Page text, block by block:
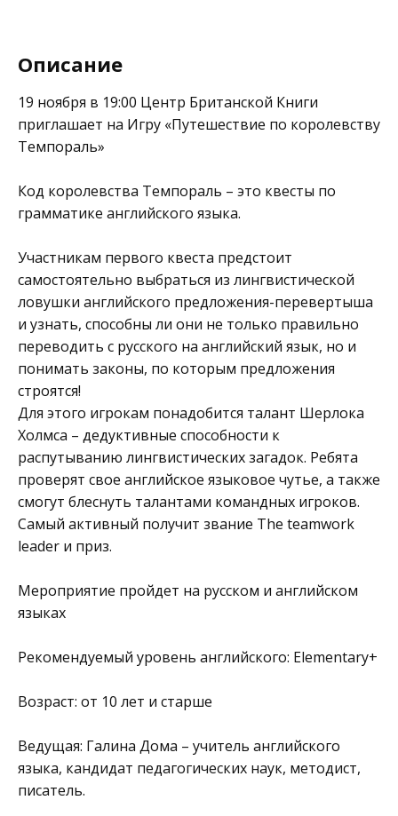
Описание
19 ноября в 19:00 Центр Британской Книги
приглашает на Игру «Путешествие по королевству
Темпораль»
Код королевства Темпораль – это квесты по
грамматике английского языка.
Участникам первого квеста предстоит
самостоятельно выбраться из лингвистической
ловушки английского предложения-перевертыша
и узнать, способны ли они не только правильно
переводить с русского на английский язык, но и
понимать законы, по которым предложения
строятся!
Для этого игрокам понадобится талант Шерлока
Холмса – дедуктивные способности к
распутыванию лингвистических загадок. Ребята
проверят свое английское языковое чутье, а также
смогут блеснуть талантами командных игроков.
Самый активный получит звание The teamwork
leader и приз.
Мероприятие пройдет на русском и английском
языках
Рекомендуемый уровень английского: Elementary+
Возраст: от 10 лет и старше
Ведущая: Галина Дома – учитель английского
языка, кандидат педагогических наук, методист,
писатель.